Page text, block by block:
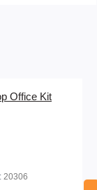
Office Kit
20306